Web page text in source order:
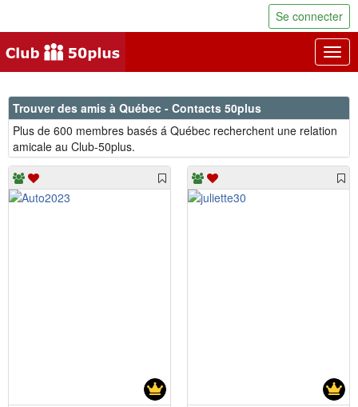
Se connecter
Trouver des amis à Québec - Contacts 50plus
Plus de 600 membres basés á Québec recherchent une relation
amicale au Club-50plus.